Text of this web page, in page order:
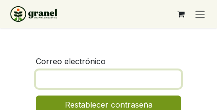
Ir al contenido
Correo electrónico
Restablecer contraseña